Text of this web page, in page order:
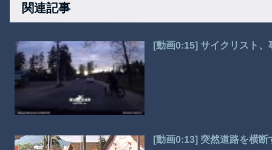
関連記事
[動画0:15] サイクリスト
[動画0:13] 突然道路を横